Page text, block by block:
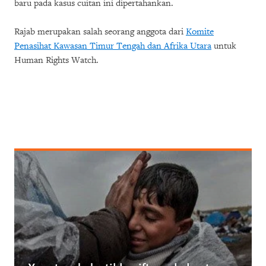
baru pada kasus cuitan ini dipertahankan.
Rajab merupakan salah seorang anggota dari Komite
Penasihat Kawasan Timur Tengah dan Afrika Utara untuk
Human Rights Watch.